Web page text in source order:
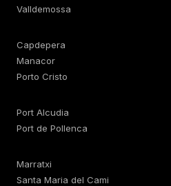
Valldemossa
Capdepera
Manacor
Porto Cristo
Port Alcudia
Port de Pollenca
Marratxi
Santa Maria del Cami